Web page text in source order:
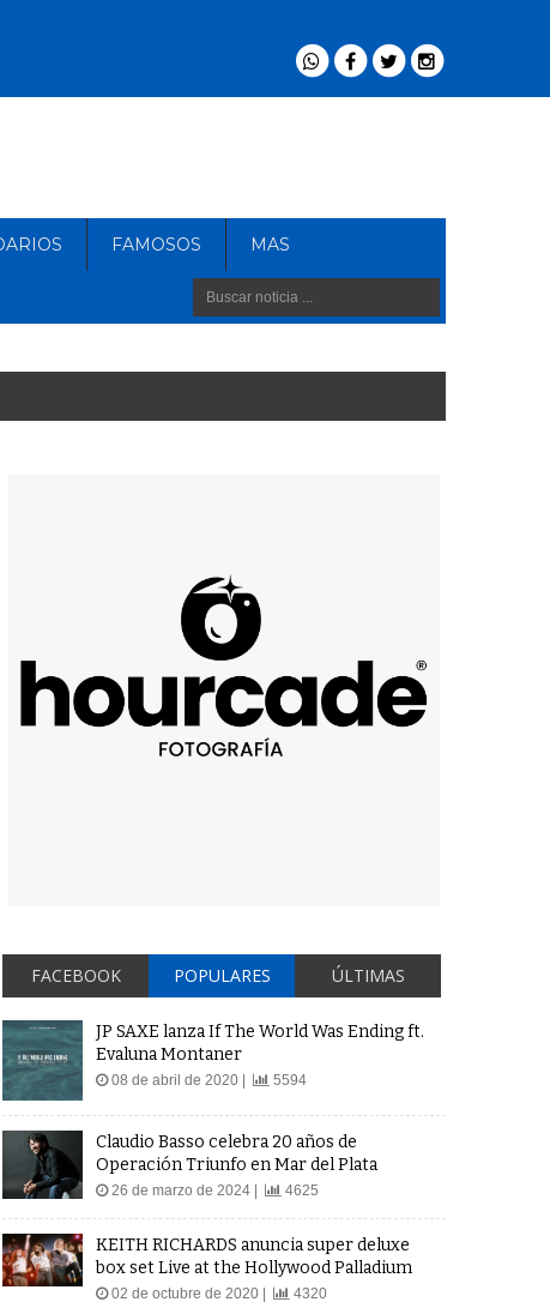
FAMOSOS MAS
FACEBOOK POPULARES ÚLTIMAS
JP SAXE lanza If The World Was Ending ft.
Evaluna Montaner
08 de abril de 2020 | 5594
Claudio Basso celebra 20 años de
Operación Triunfo en Mar del Plata
26 de marzo de 2024 | 4625
KEITH RICHARDS anuncia super deluxe
box set Live at the Hollywood Palladium
02 de octubre de 2020 | 4320